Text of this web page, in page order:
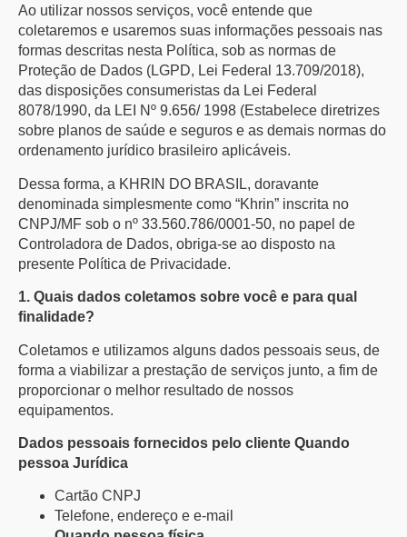
Ao utilizar nossos serviços, você entende que
coletaremos e usaremos suas informações pessoais nas
formas descritas nesta Política, sob as normas de
Proteção de Dados (LGPD, Lei Federal 13.709/2018),
das disposições consumeristas da Lei Federal
8078/1990, da LEI Nº 9.656/ 1998 (Estabelece diretrizes
sobre planos de saúde e seguros e as demais normas do
ordenamento jurídico brasileiro aplicáveis.
Dessa forma, a KHRIN DO BRASIL, doravante
denominada simplesmente como “Khrin” inscrita no
CNPJ/MF sob o nº 33.560.786/0001-50, no papel de
Controladora de Dados, obriga-se ao disposto na
presente Política de Privacidade.
1. Quais dados coletamos sobre você e para qual
finalidade?
Coletamos e utilizamos alguns dados pessoais seus, de
forma a viabilizar a prestação de serviços junto, a fim de
proporcionar o melhor resultado de nossos
equipamentos.
Dados pessoais fornecidos pelo cliente Quando
pessoa Jurídica
Cartão CNPJ
Telefone, endereço e e-mail